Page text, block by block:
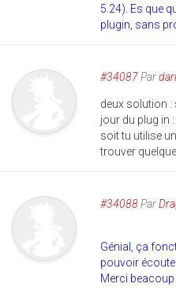
5.24). Es que
plugin, sans
#34087Par
deux solution :
jour du plug in :
soit tu utilise
trouver
#34088Par
Génial, ça
pouvoir
Merci